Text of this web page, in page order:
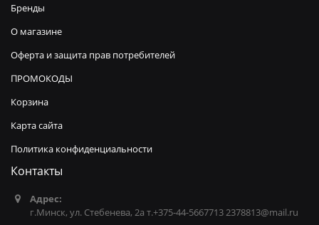
Бренды
О магазине
Оферта и защита прав потребителей
ПРОМОКОДЫ
Корзина
Карта сайта
Политика конфиденциальности
Контакты
Адрес:
г.Минск, ул. Стебенева, 2а т.+375-44-5667713 2378813@mail.ru